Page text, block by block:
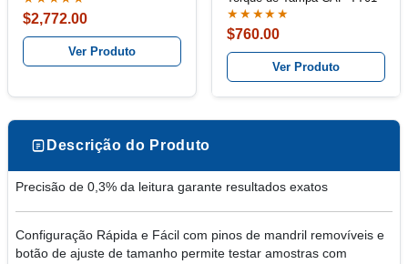
$2,772.00
Ver Produto
★★★★★
$760.00
Ver Produto
Descrição do Produto
Precisão de 0,3% da leitura garante resultados exatos
Configuração Rápida e Fácil com pinos de mandril removíveis e
botão de ajuste de tamanho permite testar amostras com